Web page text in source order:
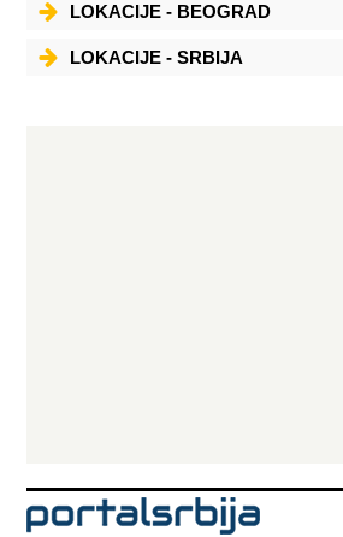
LOKACIJE - BEOGRAD
LOKACIJE - SRBIJA